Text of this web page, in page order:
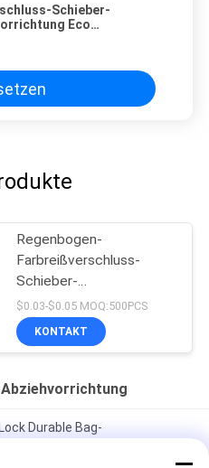
Schieber-
Eco
Regenbogen-
Farbreißverschluss-
Schieber-
Abziehvorrichtung
$0.03-$0.05 MOQ:500PCS
KONTAKT
Durable Bag-